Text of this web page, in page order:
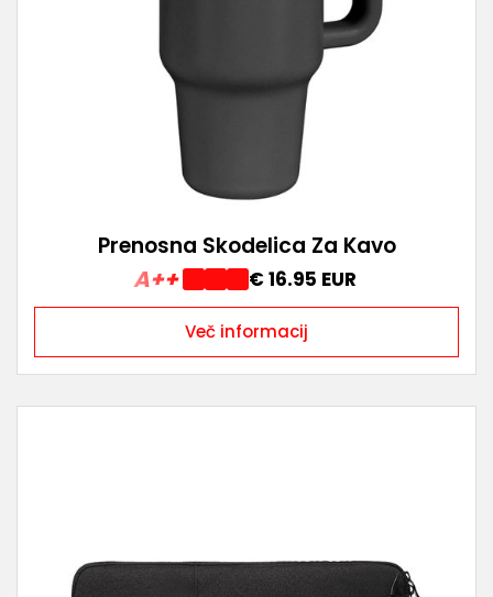
Prenosna Skodelica Za Kavo
A++ € 16.95 EUR
Več informacij